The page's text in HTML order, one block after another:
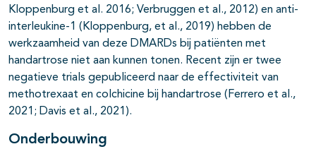
Kloppenburg et al. 2016; Verbruggen et al., 2012) en anti-
interleukine-1 (Kloppenburg, et al., 2019) hebben de
werkzaamheid van deze DMARDs bij patiënten met
handartrose niet aan kunnen tonen. Recent zijn er twee
negatieve trials gepubliceerd naar de effectiviteit van
methotrexaat en colchicine bij handartrose (Ferrero et al.,
2021; Davis et al., 2021).
Onderbouwing